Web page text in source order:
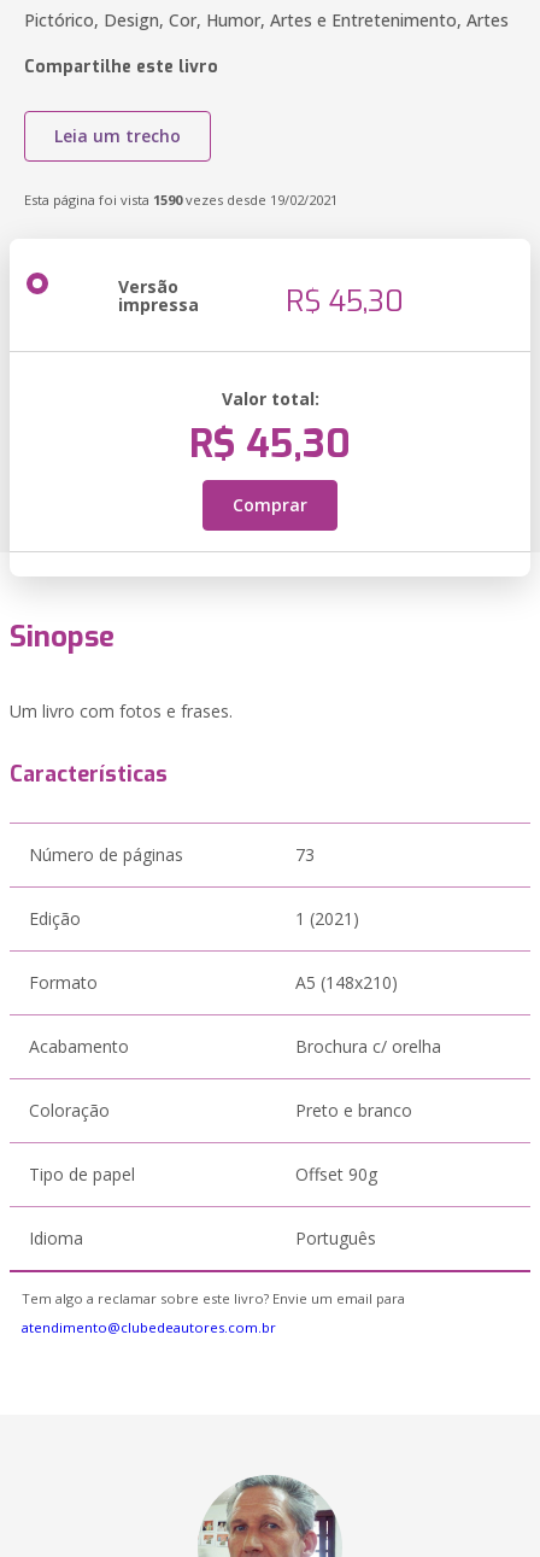
Pictórico, Design, Cor, Humor, Artes e Entretenimento, Artes
Compartilhe este livro
Leia um trecho
Esta página foi vista 1590vezes desde 19/02/2021
Versão
impressa R$ 45,30
Valor total:
R$ 45,30
Comprar
Sinopse
Um livro com fotos e frases.
Características
Número de páginas 73
Edição 1 (2021)
Formato A5 (148x210)
Acabamento Brochura c/ orelha
Coloração Preto e branco
Tipo de papel Offset 90g
Idioma Português
Tem algo a reclamar sobre este livro? Envie um email para
atendimento@clubedeautores.com.br